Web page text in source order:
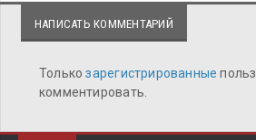
НАПИСАТЬ КОММЕНТАРИЙ
Толькозарегистрированные
комментировать.